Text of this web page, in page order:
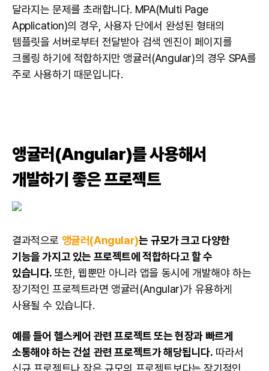
달라지는 문제를 초래합니다. MPA(Multi Page
Application)의 경우, 사용자 단에서 완성된 형태의
템플릿을 서버로부터 전달받아 검색 엔진이 페이지를
크롤링 하기에 적합하지만 앵귤러(Angular)의 경우 SPA를
주로 사용하기 때문입니다.
앵귤러(Angular)를 사용해서
개발하기 좋은 프로젝트
결과적으로 앵귤러(Angular)는 규모가 크고 다양한
기능을 가지고 있는 프로젝트에 적합하다고 할 수
있습니다.또한, 웹뿐만 아니라 앱을 동시에 개발해야 하는
장기적인 프로젝트라면 앵귤러(Angular)가 유용하게
사용될 수 있습니다.
예를 들어 헬스케어 관련 프로젝트 또는 현장과 빠르게
소통해야 하는 건설 관련 프로젝트가 해당됩니다. 따라서
신규 프로젝트나 작은 규모의 프로젝트보다는 장기적인